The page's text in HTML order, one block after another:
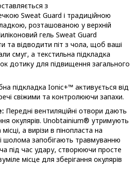
з
Sweat Guard і традиційною
розташованою у верхній
гель Sweat Guard
та відводити піт з чола, щоб ваші
смуг, а текстильна підкладка
дотику для підвищення загального
підкладка Ionic+™ активується від
свіжими та контролюючи запахи.
Передні вентиляційні отвори дають
окулярів. Unobtainium® утримують
а вирізи в пінопласта на
шолома запобігають травмуванню
під час удару, створюючи просте
місце для зберігання окулярів